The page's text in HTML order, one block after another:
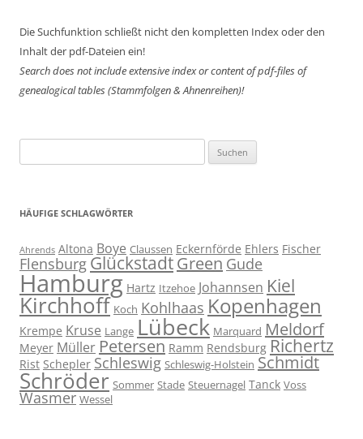
Die Suchfunktion schließt nicht den kompletten Index oder den
Inhalt der pdf-Dateien ein!
Search does not include extensive index or content ofpdf-files of
genealogical tables (Stammfolgen & Ahnenreihen)!
nach:
HÄUFIGE SCHLAGWÖRTER
Ahrends Altona Boye Claussen Eckernförde Ehlers Fischer
Flensburg GlückstadtGreen Gude
Hamburg Hartz Itzehoe Johannsen Kiel
Kirchhoff Koch Kohlhaas Kopenhagen
Krempe Kruse Lange Lübeck Marquard Meldorf
Meyer Müller Petersen Ramm Rendsburg Richertz
Rist Schepler Schleswig Schleswig-Holstein Schmidt
Schröder Sommer Stade Steuernagel Tanck Voss
Wasmer Wessel